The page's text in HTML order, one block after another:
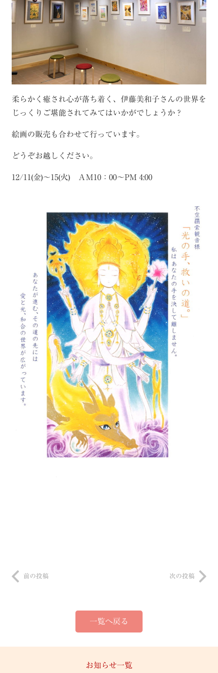
柔らかく癒され心が落ち着く、伊藤美和子さんの世界を
じっくりご堪能されてみてはいかがでしょうか？
絵画の販売も合わせて行っています。
どうぞお越しください。
12/11(金)～15(火) ＡＭ10：00～PM 4:00
前の投稿 次の投稿
一覧へ戻る
お知らせ一覧